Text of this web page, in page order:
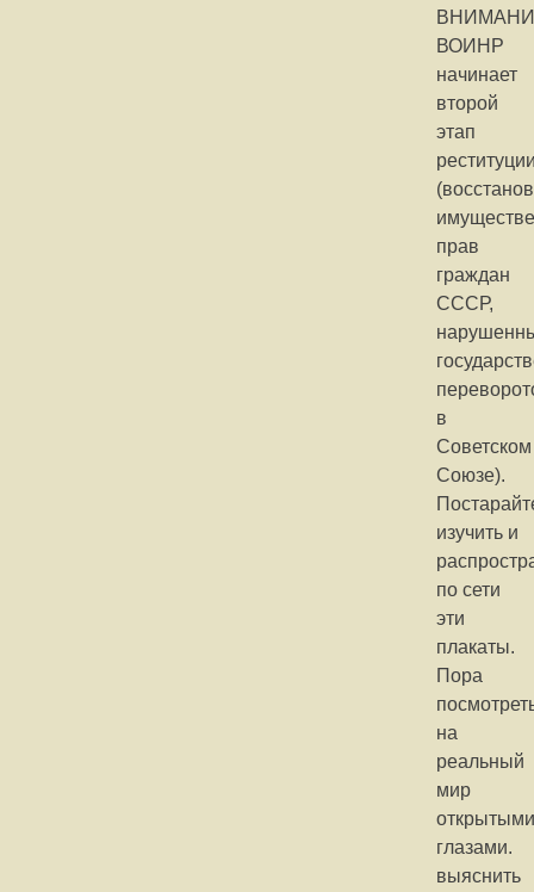
ВОИНР
начинает
второй
этап
прав
граждан
СССР,
в
Советском
Союзе).
изучить и
по сети
эти
плакаты.
Пора
на
реальный
мир
глазами.
выяснить